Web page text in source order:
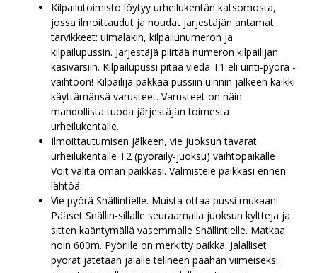
Kilpailutoimisto löytyy urheilukentän katsomosta,
jossa ilmoittaudut ja noudat järjestäjän antamat
tarvikkeet: uimalakin, kilpailunumeron ja
kilpailupussin. Järjestäjä piirtää numeron kilpailijan
käsivarsiin. Kilpailupussi pitää viedä T1 eli uinti-pyörä -
vaihtoon! Kilpailija pakkaa pussiin uinnin jälkeen kaikki
käyttämänsä varusteet. Varusteet on näin
mahdollista tuoda järjestäjän toimesta
urheilukentälle.
Ilmoittautumisen jälkeen, vie juoksun tavarat
urheilukentälle T2 (pyöräily-juoksu) vaihtopaikalle .
Voit valita oman paikkasi. Valmistele paikkasi ennen
lähtöä.
Vie pyörä Snällintielle. Muista ottaa pussi mukaan!
Pääset Snällin-sillalle seuraamalla juoksun kylttejä ja
sitten kääntymällä vasemmalle Snällintielle. Matkaa
noin 600m. Pyörille on merkitty paikka. Jalalliset
pyörät jätetään jalalle telineen päähän viimeiseksi.